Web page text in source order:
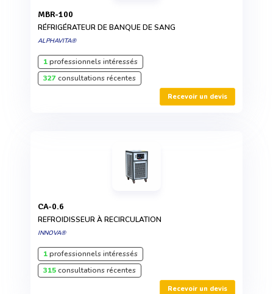
MBR-100
RÉFRIGÉRATEUR DE BANQUE DE SANG
ALPHAVITA®
1professionnels intéressés
327consultations récentes
Recevoir un devis
CA-0.6
REFROIDISSEUR À RECIRCULATION
INNOVA®
1professionnels intéressés
315consultations récentes
Recevoir un devis